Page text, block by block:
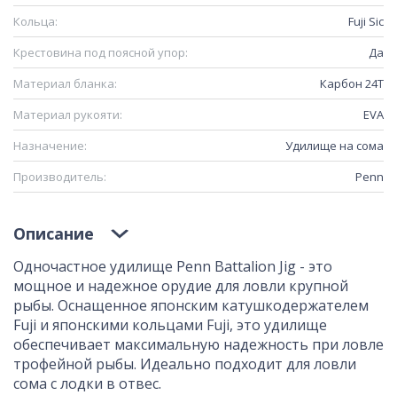
Кольца:
Fuji Sic
Крестовина под поясной упор:
Да
Материал бланка:
Карбон 24Т
Материал рукояти:
EVA
Назначение:
Удилище на сома
Производитель:
Penn
Описание
Одночастное удилище Penn Battalion Jig - это
мощное и надежное орудие для ловли крупной
рыбы. Оснащенное японским катушкодержателем
Fuji и японскими кольцами Fuji, это удилище
обеспечивает максимальную надежность при ловле
трофейной рыбы. Идеально подходит для ловли
сома с лодки в отвес.